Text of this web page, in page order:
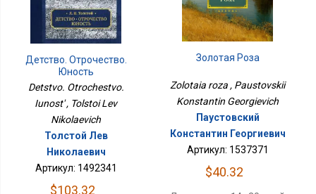
Детство. Отрочество.
Юность
Detstvo. Otrochestvo.
Iunost' , Tolstoi Lev
Nikolaevich
Толстой Лев
Николаевич
Артикул: 1492341
$103.32
Золотая Роза
Zolotaia roza , Paustovskii
Konstantin Georgievich
Паустовский
Константин Георгиевич
Артикул: 1537371
$40.32